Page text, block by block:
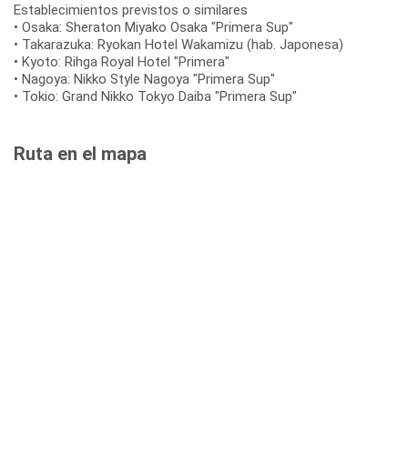
Establecimientos previstos o similares
• Osaka: Sheraton Miyako Osaka "Primera Sup"
• Takarazuka: Ryokan Hotel Wakamizu (hab. Japonesa)
• Kyoto: Rihga Royal Hotel "Primera"
• Nagoya: Nikko Style Nagoya "Primera Sup"
• Tokio: Grand Nikko Tokyo Daiba "Primera Sup"
Ruta en el mapa